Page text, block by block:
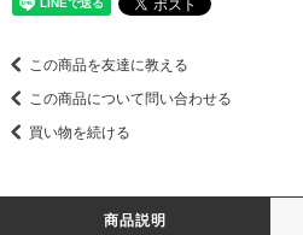
この商品を友達に教える
この商品について問い合わせる
買い物を続ける
商品説明